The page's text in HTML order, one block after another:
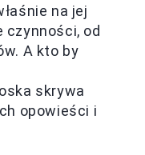
na jej
czynności, od
A kto by
skrywa
opowieści i